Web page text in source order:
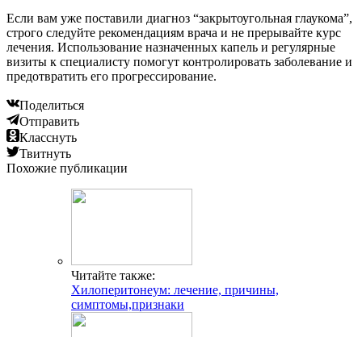
Если вам уже поставили диагноз “закрытоугольная глаукома”,
строго следуйте рекомендациям врача и не прерывайте курс
лечения. Использование назначенных капель и регулярные
визиты к специалисту помогут контролировать заболевание и
предотвратить его прогрессирование.
Поделиться
Отправить
Класснуть
Твитнуть
Похожие публикации
Читайте также:
Хилоперитонеум: лечение, причины,
симптомы,признаки